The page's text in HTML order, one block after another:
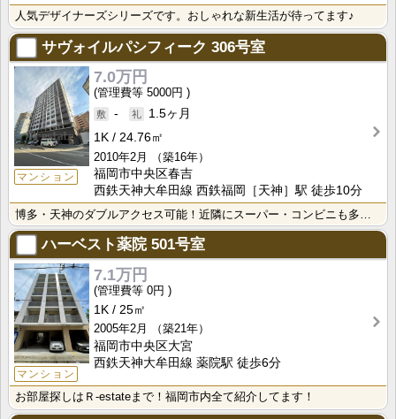
人気デザイナーズシリーズです。おしゃれな新生活が待ってます♪
サヴォイルパシフィーク 306号室
マンション
7.0万円
5000円
-
1.5ヶ月
1K
24.76㎡
2010年2月
（築16年）
福岡市中央区春吉
西鉄天神大牟田線 西鉄福岡［天神］駅 徒歩10分
ハーベスト薬院501号室
マンション
7.1万円
0円
1K
25㎡
2005年2月
（築21年）
福岡市中央区大宮
西鉄天神大牟田線 薬院駅 徒歩6分
お部屋探しはＲ-estateまで！福岡市内全て紹介してます！